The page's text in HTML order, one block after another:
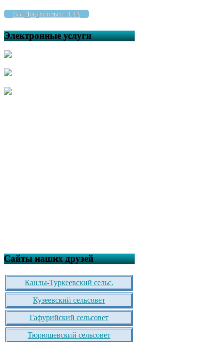
Все Документы и НПА
Электронные услуги
Сайты наших друзей
Канлы-Туркеевский сельс.
Кузеевский сельсовет
Гафурийский сельсовет
Тюрюшевский сельсовет